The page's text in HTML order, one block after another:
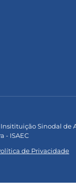
Sinodal de
- ISAEC
de Privacidade